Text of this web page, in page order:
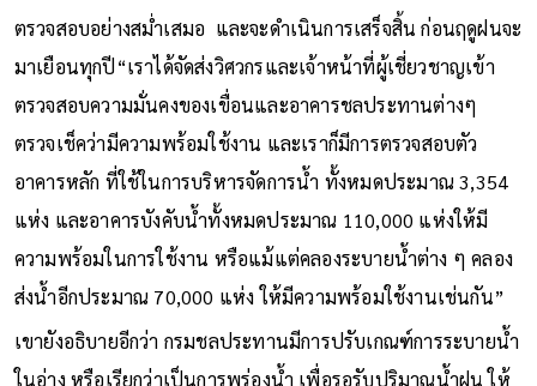
ซึ่งกรมชลประทานโดยโครงการชลประทานทั้งประเทศได้ทำการ
ตรวจสอบอย่างสม่ำเสมอ และจะดำเนินการเสร็จสิ้น ก่อนฤดูฝนจะ
มาเยือนทุกปี“เราได้จัดส่งวิศวกรและเจ้าหน้าที่ผู้เชี่ยวชาญเข้า
ตรวจสอบความมั่นคงของเขื่อนและอาคารชลประทานต่างๆ
ตรวจเช็คว่ามีความพร้อมใช้งาน และเราก็มีการตรวจสอบตัว
อาคารหลัก ที่ใช้ในการบริหารจัดการน้ํา ทั้งหมดประมาณ 3,354
แห่ง และอาคารบังคับน้ําทั้งหมดประมาณ 110,000 แห่งให้มี
ความพร้อมในการใช้งาน หรือแม้แต่คลองระบายน้ำต่าง ๆ คลอง
ส่งน้ําอีกประมาณ 70,000 แห่ง ให้มีความพร้อมใช้งานเช่นกัน”
เขายังอธิบายอีกว่า กรมชลประทานมีการปรับเกณฑ์การระบายน้ำ